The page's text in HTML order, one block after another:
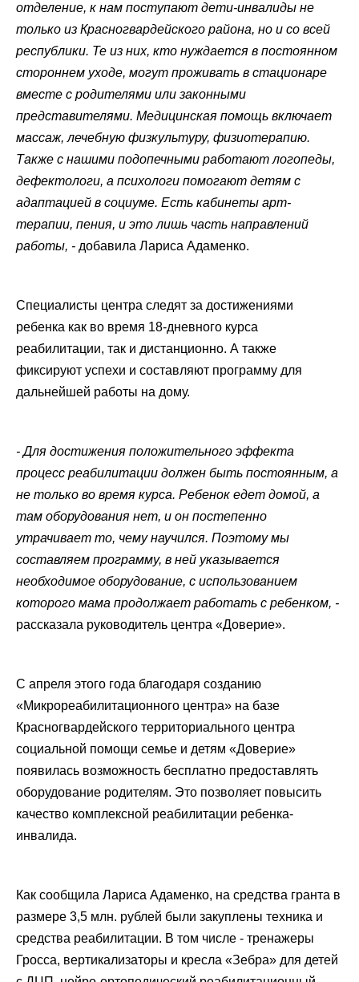
отделение, к нам поступают дети-инвалиды не
только из Красногвардейского района, но и со всей
республики. Те из них, кто нуждается в постоянном
стороннем уходе, могут проживать в стационаре
вместе с родителями или законными
представителями. Медицинская помощь включает
массаж, лечебную физкультуру, физиотерапию.
Также с нашими подопечными работают логопеды,
дефектологи, а психологи помогают детям с
адаптацией в социуме. Есть кабинеты арт-
терапии, пения, и это лишь часть направлений
работы, - добавила Лариса Адаменко.
Специалисты центра следят за достижениями
ребенка как во время 18-дневного курса
реабилитации, так и дистанционно. А также
фиксируют успехи и составляют программу для
дальнейшей работы на дому.
- Для достижения положительного эффекта
процесс реабилитации должен быть постоянным, а
не только во время курса. Ребенок едет домой, а
там оборудования нет, и он постепенно
утрачивает то, чему научился. Поэтому мы
составляем программу, в ней указывается
необходимое оборудование, с использованием
которого мама продолжает работать с ребенком, -
рассказала руководитель центра «Доверие».
С апреля этого года благодаря созданию
«Микрореабилитационного центра» на базе
Красногвардейского территориального центра
социальной помощи семье и детям «Доверие»
появилась возможность бесплатно предоставлять
оборудование родителям. Это позволяет повысить
качество комплексной реабилитации ребенка-
инвалида.
Как сообщила Лариса Адаменко, на средства гранта в
размере 3,5 млн. рублей были закуплены техника и
средства реабилитации. В том числе - тренажеры
Гросса, вертикализаторы и кресла «Зебра» для детей